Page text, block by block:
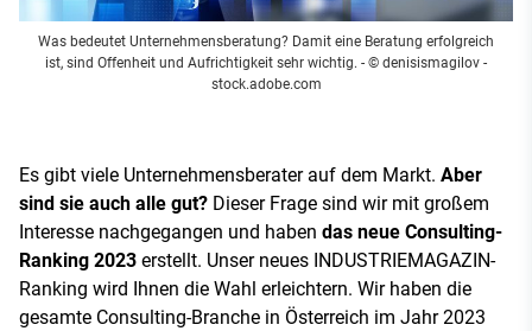
Was bedeutet Unternehmensberatung? Damit eine Beratung erfolgreich
ist, sind Offenheit und Aufrichtigkeit sehr wichtig. - © denisismagilov -
stock.adobe.com
Es gibt viele Unternehmensberater auf dem Markt. Aber
sind sie auch alle gut? Dieser Frage sind wir mit großem
Interesse nachgegangen und haben das neue Consulting-
Ranking 2023 erstellt. Unser neues INDUSTRIEMAGAZIN-
Ranking wird Ihnen die Wahl erleichtern. Wir haben die
gesamte Consulting-Branche in Österreich im Jahr 2023